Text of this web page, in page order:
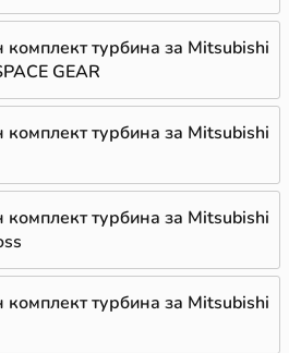
турбина за Mitsubishi
GEAR
турбина за Mitsubishi
турбина за Mitsubishi
турбина за Mitsubishi